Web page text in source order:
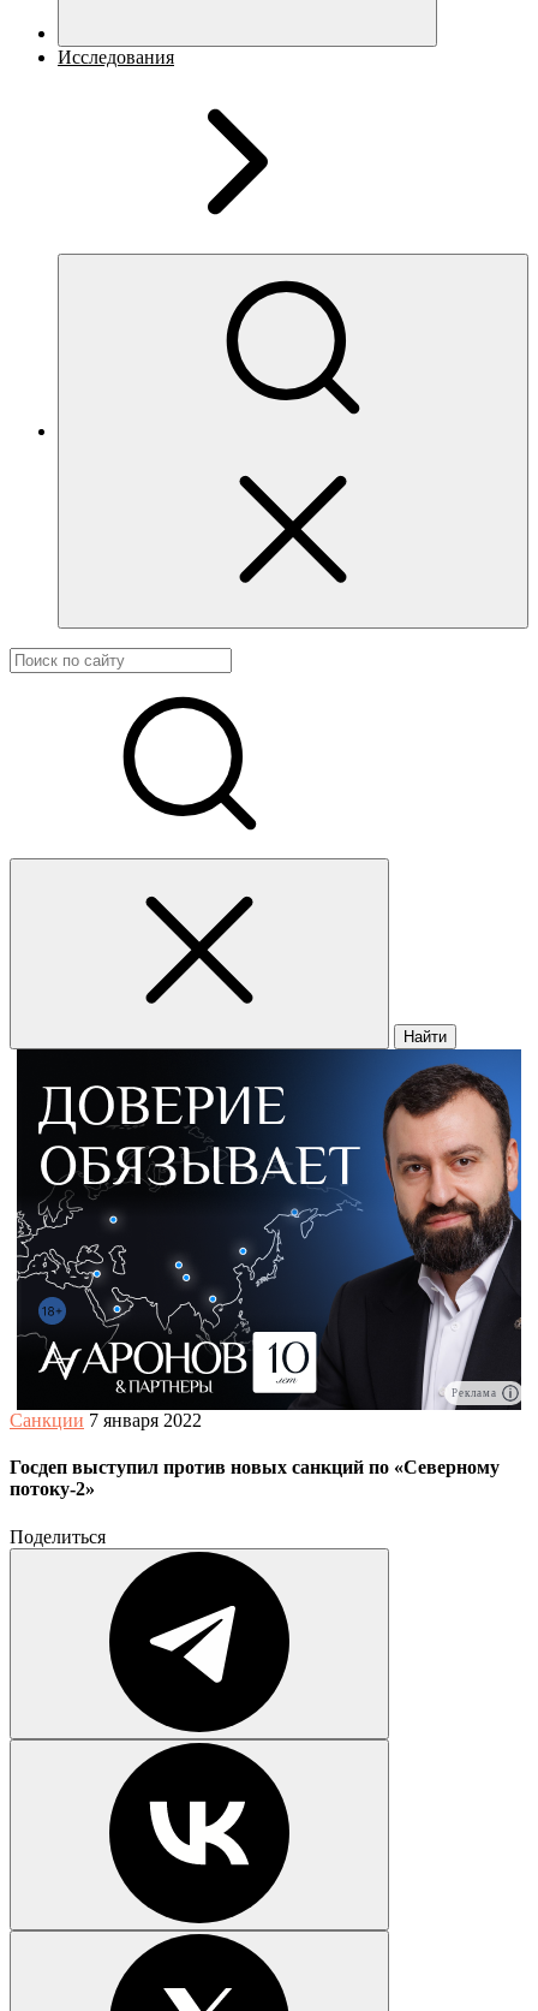
Исследования
Найти
Реклама
Санкции 7 января 2022
Госдеп выступил против новых санкций по «Северному
потоку-2»
Поделиться